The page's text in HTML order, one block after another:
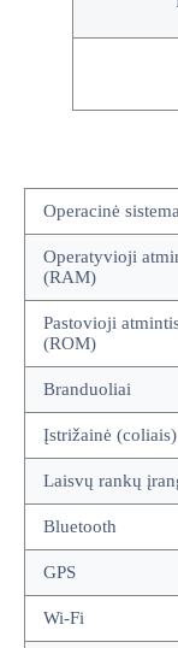
Operacinė
Operatyvioji
(RAM)
Pastovioji
(ROM)
Branduoliai
Įstrižainė (coliais)
Laisvų rankų
Bluetooth
GPS
Wi-Fi